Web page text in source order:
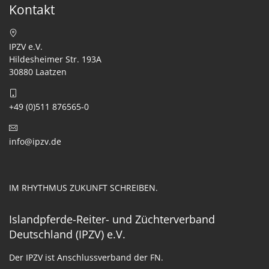
Kontakt
IPZV e.V.
Hildesheimer Str. 193A
30880 Laatzen
+49 (0)511 876565-0
info@ipzv.de
IM RHYTHMUS ZUKUNFT SCHREIBEN.
Islandpferde-Reiter- und Züchterverband
Deutschland (IPZV) e.V.
Der IPZV ist Anschlussverband der FN.